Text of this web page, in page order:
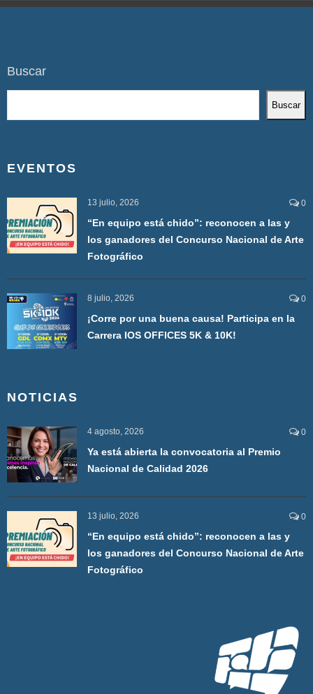
Buscar
Buscar
EVENTOS
13 julio, 2026 0
“En equipo está chido”: reconocen a las y
los ganadores del Concurso Nacional de Arte
Fotográfico
8 julio, 2026 0
¡Corre por una buena causa! Participa en la
Carrera IOS OFFICES 5K & 10K!
NOTICIAS
4 agosto, 2026 0
Ya está abierta la convocatoria al Premio
Nacional de Calidad 2026
13 julio, 2026 0
“En equipo está chido”: reconocen a las y
los ganadores del Concurso Nacional de Arte
Fotográfico